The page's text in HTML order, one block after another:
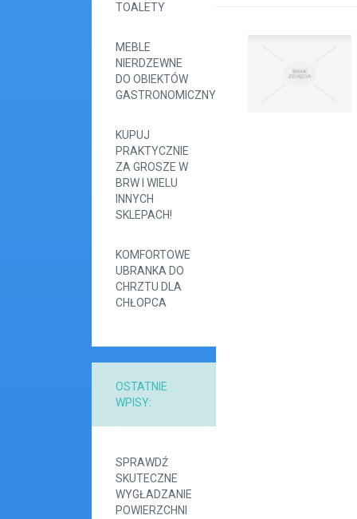
TOALETY
MEBLE
NIERDZEWNE
DO OBIEKTÓW
GASTRONOMICZNYCH
KUPUJ
PRAKTYCZNIE
ZA GROSZE W
BRW I WIELU
INNYCH
SKLEPACH!
KOMFORTOWE
UBRANKA DO
CHRZTU DLA
CHŁOPCA
OSTATNIE
WPISY:
SPRAWDŹ
SKUTECZNE
WYGŁADZANIE
POWIERZCHNI